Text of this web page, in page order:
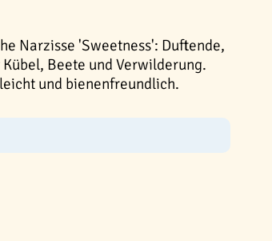
Narzisse 'Sweetness': Duftende,
Beete und Verwilderung.
und bienenfreundlich.